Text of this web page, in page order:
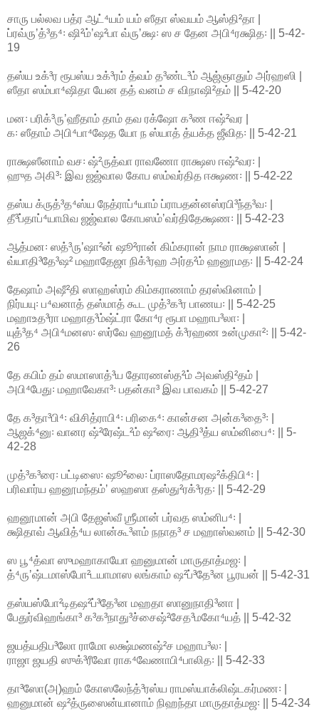
சாரு பல்லவ பத்ர ஆட்⁴யம் யம் ஸீதா ஸ்வயம் ஆஸ்தி²தா |
ப்ரவ்ருʼத்³த⁴꞉ ஷி²ம்ʼஷ²பா வ்ருʼக்ஷ꞉ ஸ ச தேன அபி⁴ரக்ஷித꞉ || 5-42-
19
தஸ்ய உக்³ர ரூபஸ்ய உக்³ரம் த்வம் த³ண்ட³ம் ஆஜ்ஞாதும் அர்ஹஸி |
ஸீதா ஸம்பா⁴ஷிதா யேன தத் வனம் ச விநாஷி²தம் || 5-42-20
மன꞉ பரிக்³ருʼஹீதாம் தாம் தவ ரக்ஷோ க³ண ஈஷ்²வர |
க꞉ ஸீதாம் அபி⁴பா⁴ஷேத யோ ந ஸ்யாத் த்யக்த ஜீவித꞉ || 5-42-21
ராக்ஷஸீனாம் வச꞉ ஷ்²ருத்வா ராவணோ ராக்ஷஸ ஈஷ்²வர꞉ |
ஹுத அகி³꞉ இவ ஜஜ்வால கோப ஸம்வர்தித ஈக்ஷண꞉ || 5-42-22
தஸ்ய க்ருத்³த⁴ஸ்ய நேத்ராப்⁴யாம் ப்ராபதன்னஸ்ரபி³ந்த³வ꞉ |
தீ³ப்தாப்⁴யாமிவ ஜஜ்வால கோபஸம்ʼவர்திதேக்ஷண꞉ || 5-42-23
ஆத்மன꞉ ஸத்³ருʼஷா²ன் ஷூ²ரான் கிம்கரான் நாம ராக்ஷஸான் |
வ்யாதி³தே³ஷ² மஹாதேஜா நிக்³ரஹ அர்த²ம் ஹனூமத꞉ || 5-42-24
தேஷாம் அஷீ²தி ஸாஹஸ்ரம் கிம்கராணாம் தரஸ்வினாம் |
நிர்யயு꞉ ப⁴வனாத் தஸ்மாத் கூட முத்³க³ர பாணய꞉ || 5-42-25
மஹாஉத³ரா மஹாத³ம்ஷ்ட்ரா கோ⁴ர ரூபா மஹாப³லா꞉ |
யுத்³த⁴ அபி⁴மனஸ꞉ ஸர்வே ஹனூமத் க்³ரஹண உன்முகா²꞉ || 5-42-
26
தே கபிம் தம் ஸமாஸாத்³ய தோரணஸ்த²ம் அவஸ்தி²தம் |
அபி⁴பேது꞉ மஹாவேகா³꞉ பதன்கா³ இவ பாவகம் || 5-42-27
தே க³தா³பி⁴꞉ விசித்ராபி⁴꞉ பரிகை⁴꞉ கான்சன அன்க³தை³꞉ |
ஆஜக்⁴னு꞉ வானர ஷ்²ரேஷ்ட²ம் ஷ²ரை꞉ ஆதி³த்ய ஸம்னிபை⁴꞉ || 5-
42-28
முத்³க³ரை꞉ பட்டிஸை꞉ ஷூ²லை꞉ ப்ராஸதோமரஷ²க்திபி⁴꞉ |
பரிவார்ய ஹனூமந்தம்ʼ ஸஹஸா தஸ்து²ரக்³ரத꞉ || 5-42-29
ஹனூமான் அபி தேஜஸ்வீ ஶ்ரீமான் பர்வத ஸம்னிப⁴꞉ |
க்ஷிதாவ் ஆவித்⁴ய லான்கூ³ளம் நநாத³ ச மஹாஸ்வனம் || 5-42-30
ஸ பூ⁴த்வா ஸுமஹாகாயோ ஹனுமான் மாருதாத்மஜ꞉ |
த்⁴ருʼஷ்டமாஸ்போ²டயாமாஸ லங்காம் ஷ²ப்³தே³ன பூரயன் || 5-42-31
தஸ்யஸ்போ²டிதஷ²ப்³தே³ன மஹதா ஸானுநாதி³னா |
பேதுர்விஹங்கா³ க³க³நாது³ச்சைஷ்²சேத³மகோ⁴யத் || 5-42-32
ஜயத்யதிப³லோ ராமோ லக்ஷ்மணஷ்²ச மஹாப³ல꞉ |
ராஜா ஜயதி ஸுக்³ரீவோ ராக⁴வேணாபி⁴பாலித꞉ || 5-42-33
தா³ஸோ(அ)ஹம் கோஸலேந்த்³ரஸ்ய ராமஸ்யாக்லிஷ்டகர்மண꞉ |
ஹனுமான் ஷ²த்ருஸைன்யானாம் நிஹந்தா மாருதாத்மஜ꞉ || 5-42-34